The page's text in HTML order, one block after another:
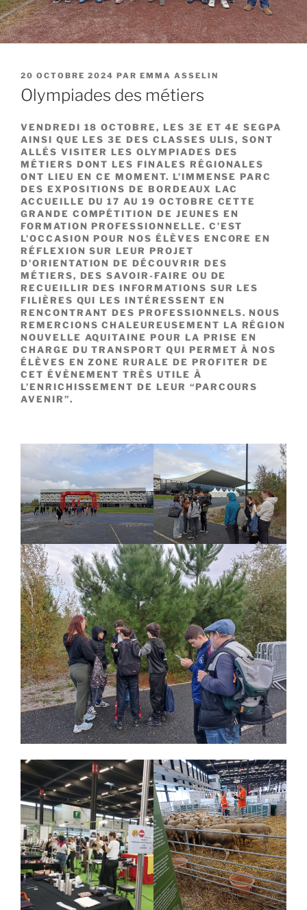
PUBLIÉ
LE
20 OCTOBRE 2024 PAR EMMA ASSELIN
Olympiades des métiers
VENDREDI 18 OCTOBRE, LES 3E ET 4E SEGPA
AINSI QUE LES 3E DES CLASSES ULIS, SONT
ALLÉS VISITER LES OLYMPIADES DES
MÉTIERS DONT LES FINALES RÉGIONALES
ONT LIEU EN CE MOMENT. L’IMMENSE PARC
DES EXPOSITIONS DE BORDEAUX LAC
ACCUEILLE DU 17 AU 19 OCTOBRE CETTE
GRANDE COMPÉTITION DE JEUNES EN
FORMATION PROFESSIONNELLE. C’EST
L’OCCASION POUR NOS ÉLÈVES ENCORE EN
RÉFLEXION SUR LEUR PROJET
D’ORIENTATION DE DÉCOUVRIR DES
MÉTIERS, DES SAVOIR-FAIRE OU DE
RECUEILLIR DES INFORMATIONS SUR LES
FILIÈRES QUI LES INTÉRESSENT EN
RENCONTRANT DES PROFESSIONNELS. NOUS
REMERCIONS CHALEUREUSEMENT LA RÉGION
NOUVELLE AQUITAINE POUR LA PRISE EN
CHARGE DU TRANSPORT QUI PERMET À NOS
ÉLÈVES EN ZONE RURALE DE PROFITER DE
CET ÉVÈNEMENT TRÈS UTILE À
L’ENRICHISSEMENT DE LEUR “PARCOURS
AVENIR”.